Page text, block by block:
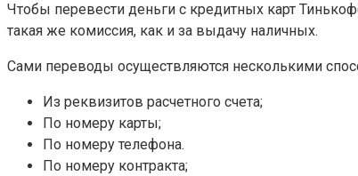
Чтобы перевести деньги с кредитных карт
такая же комиссия, как и за выдачу наличных.
Сами переводы осуществляются несколькими
Из реквизитов расчетного счета;
По номеру карты;
По номеру телефона.
По номеру контракта;